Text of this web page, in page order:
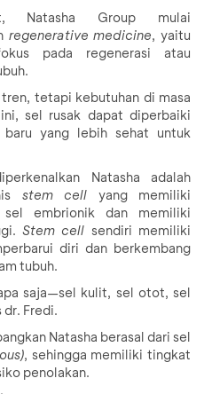
Natasha Group mulai
regenerative medicine, yaitu
pada regenerasi atau
tetapi kebutuhan di masa
sel rusak dapat diperbaiki
yang lebih sehat untuk
Natasha adalah
stem cell yang memiliki
embrionik dan memiliki
Stem cell sendiri memiliki
diri dan berkembang
tubuh.
saja—sel kulit, sel otot, sel
dr. Fredi.
Natasha berasal dari sel
, sehingga memiliki tingkat
penolakan.